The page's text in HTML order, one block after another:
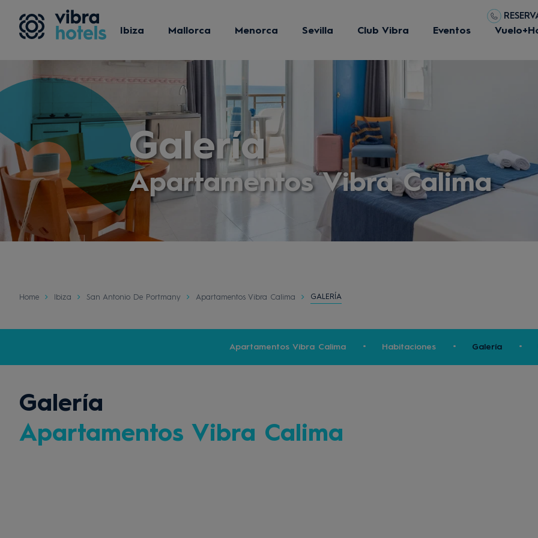
Ibiza Mallorca Menorca Sevilla Club Vibra Eventos
Galería
Apartamentos Vibra Calima
Home Ibiza San Antonio De Portmany Apartamentos Vibra Calima GALERÍA
Apartamentos Vibra Calima Habitaciones Galería
Galería
Apartamentos Vibra Calima